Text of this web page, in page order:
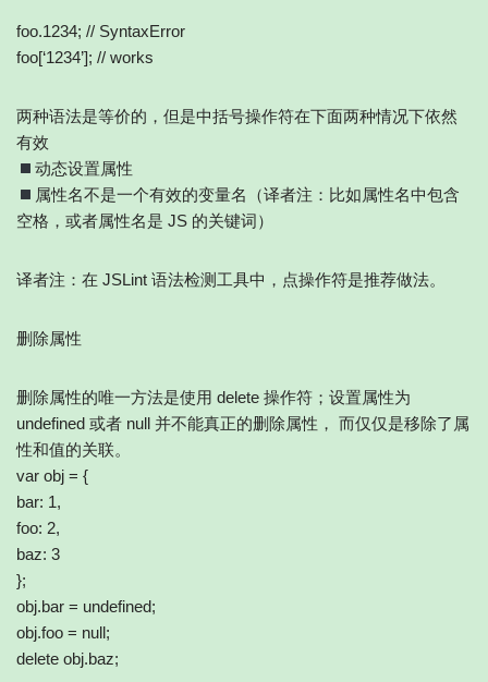
foo.1234; // SyntaxError
foo[‘1234’]; // works
两种语法是等价的，但是中括号操作符在下面两种情况下依然
有效
动态设置属性
属性名不是一个有效的变量名（译者注：比如属性名中包含
空格，或者属性名是 JS 的关键词）
译者注：在 JSLint 语法检测工具中，点操作符是推荐做法。
删除属性
删除属性的唯一方法是使用 delete 操作符；设置属性为
undefined 或者 null 并不能真正的删除属性， 而仅仅是移除了属
性和值的关联。
var obj = {
bar: 1,
foo: 2,
baz: 3
};
obj.bar = undefined;
obj.foo = null;
delete obj.baz;